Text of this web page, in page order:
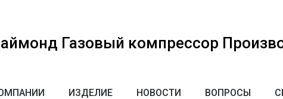
Газовый компрессор
ИЗДЕЛИЕ НОВОСТИ ВОПРОСЫ